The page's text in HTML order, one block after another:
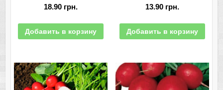
18.90 грн.
Добавить в корзину
13.90 грн.
Добавить в корзину